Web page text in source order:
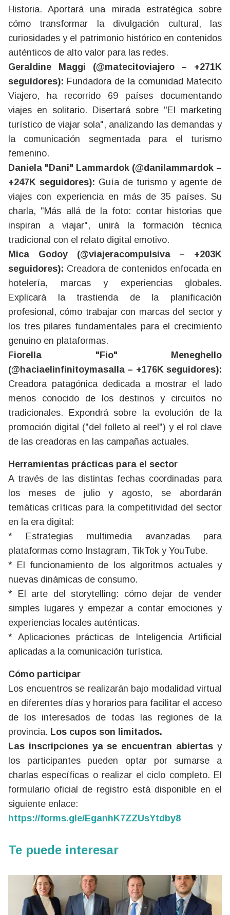
Historia. Aportará una mirada estratégica sobre
cómo transformar la divulgación cultural, las
curiosidades y el patrimonio histórico en contenidos
auténticos de alto valor para las redes.
Geraldine Maggi (@matecitoviajero – +271K
seguidores): Fundadora de la comunidad Matecito
Viajero, ha recorrido 69 países documentando
viajes en solitario. Disertará sobre "El marketing
turístico de viajar sola", analizando las demandas y
la comunicación segmentada para el turismo
femenino.
Daniela "Dani" Lammardok (@danilammardok –
+247K seguidores): Guía de turismo y agente de
viajes con experiencia en más de 35 países. Su
charla, "Más allá de la foto: contar historias que
inspiran a viajar", unirá la formación técnica
tradicional con el relato digital emotivo.
Mica Godoy (@viajeracompulsiva – +203K
seguidores): Creadora de contenidos enfocada en
hotelería, marcas y experiencias globales.
Explicará la trastienda de la planificación
profesional, cómo trabajar con marcas del sector y
los tres pilares fundamentales para el crecimiento
genuino en plataformas.
Fiorella "Fio" Meneghello
(@haciaelinfinitoymasalla – +176K seguidores):
Creadora patagónica dedicada a mostrar el lado
menos conocido de los destinos y circuitos no
tradicionales. Expondrá sobre la evolución de la
promoción digital ("del folleto al reel") y el rol clave
de las creadoras en las campañas actuales.
Herramientas prácticas para el sector
A través de las distintas fechas coordinadas para
los meses de julio y agosto, se abordarán
temáticas críticas para la competitividad del sector
en la era digital:
* Estrategias multimedia avanzadas para
plataformas como Instagram, TikTok y YouTube.
* El funcionamiento de los algoritmos actuales y
nuevas dinámicas de consumo.
* El arte del storytelling: cómo dejar de vender
simples lugares y empezar a contar emociones y
experiencias locales auténticas.
* Aplicaciones prácticas de Inteligencia Artificial
aplicadas a la comunicación turística.
Cómo participar
Los encuentros se realizarán bajo modalidad virtual
en diferentes días y horarios para facilitar el acceso
de los interesados de todas las regiones de la
provincia. Los cupos son limitados.
Las inscripciones ya se encuentran abiertas y
los participantes pueden optar por sumarse a
charlas específicas o realizar el ciclo completo. El
formulario oficial de registro está disponible en el
siguiente enlace:
https://forms.gle/EganhK7ZZUsYtdby8
Te puede interesar